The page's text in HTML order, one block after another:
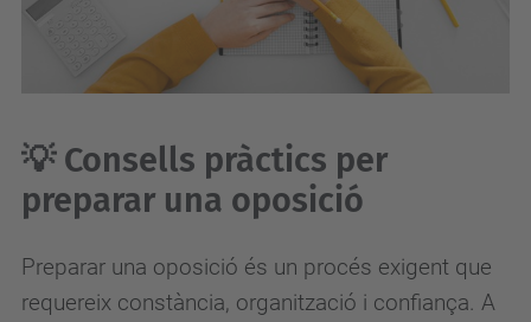
💡 Consells pràctics per
preparar una oposició
Preparar una oposició és un procés exigent que
requereix constància, organització i confiança. A